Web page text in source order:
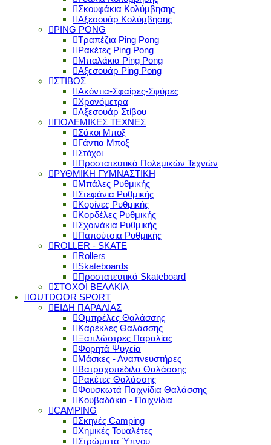
Σκουφάκια Κολύμβησης
Αξεσουάρ Κολύμβησης
PING PONG
Τραπέζια Ping Pong
Ρακέτες Ping Pong
Μπαλάκια Ping Pong
Αξεσουάρ Ping Pong
ΣΤΙΒΟΣ
Ακόντια-Σφαίρες-Σφύρες
Χρονόμετρα
Αξεσουάρ Στίβου
ΠΟΛΕΜΙΚΕΣ ΤΕΧΝΕΣ
Σάκοι Μποξ
Γάντια Μποξ
Στόχοι
Προστατευτικά Πολεμικών Τεχνών
ΡΥΘΜΙΚΗ ΓΥΜΝΑΣΤΙΚΗ
Μπάλες Ρυθμικής
Στεφάνια Ρυθμικής
Κορίνες Ρυθμικής
Κορδέλες Ρυθμικής
Σχοινάκια Ρυθμικής
Παπούτσια Ρυθμικής
ROLLER - SKATE
Rollers
Skateboards
Προστατευτικά Skateboard
ΣΤΟΧΟΙ ΒΕΛΑΚΙΑ
OUTDOOR SPORT
ΕΙΔΗ ΠΑΡΑΛΙΑΣ
Ομπρέλες Θαλάσσης
Καρέκλες Θαλάσσης
Ξαπλώστρες Παραλίας
Φορητά Ψυγεία
Μάσκες - Αναπνευστήρες
Βατραχοπέδιλα Θαλάσσης
Ρακέτες Θαλάσσης
Φουσκωτά Παιχνίδια Θαλάσσης
Κουβαδάκια - Παιχνίδια
CAMPING
Σκηνές Camping
Χημικές Τουαλέτες
Στρώματα Ύπνου